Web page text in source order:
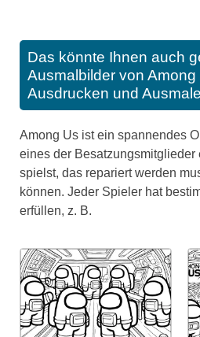
Das könnte Ihnen auch
Ausmalbilder von Among
Ausdrucken und
Among Us ist ein spannendes
eines der Besatzungsmitglieder
spielst, das repariert werden
können. Jeder Spieler hat
erfüllen, z. B.